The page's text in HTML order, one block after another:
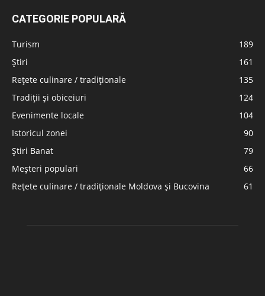
CATEGORIE POPULARĂ
Turism
189
Știri
161
Rețete culinare / tradiționale
135
Tradiții și obiceiuri
124
Evenimente locale
104
Istoricul zonei
90
Știri Banat
79
Meșteri populari
66
Rețete culinare / tradiționale Moldova și Bucovina
61